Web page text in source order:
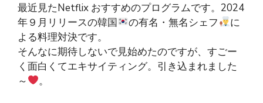
最近見たNetflix おすすめのプログラムです。2024
年９月リリースの韓国
の有名・無名シェフ
に
よる料理対決です。
そんなに期待しないで見始めたのですが、すごー
く面白くてエキサイティング。引き込まれました
～
。